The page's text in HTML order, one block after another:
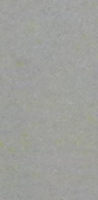
Riesgos Laborales